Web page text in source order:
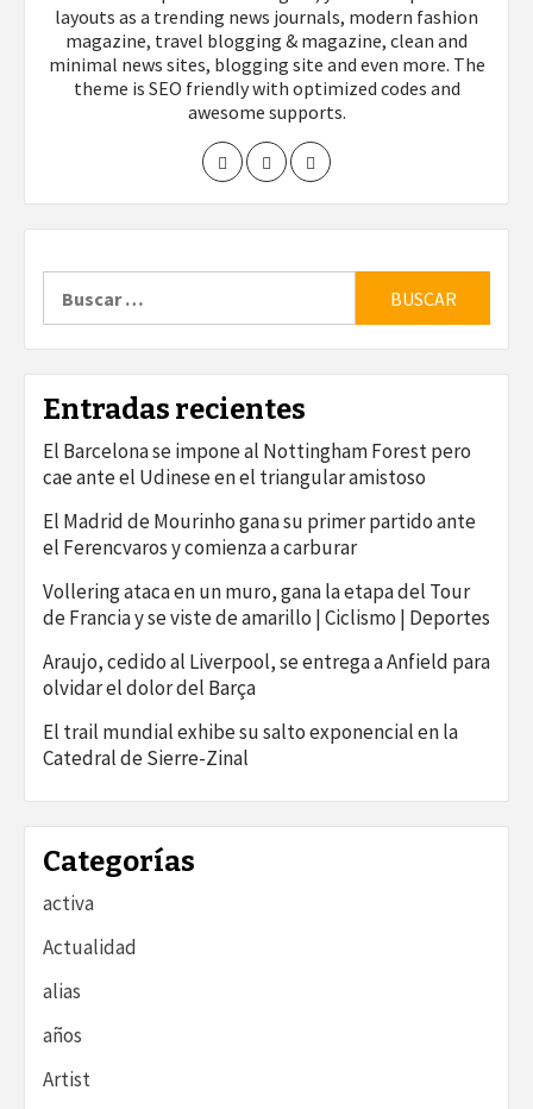
layouts as a trending news journals, modern fashion
magazine, travel blogging & magazine, clean and
minimal news sites, blogging site and even more. The
theme is SEO friendly with optimized codes and
awesome supports.
Entradas recientes
El Barcelona se impone al Nottingham Forest pero
cae ante el Udinese en el triangular amistoso
El Madrid de Mourinho gana su primer partido ante
el Ferencvaros y comienza a carburar
Vollering ataca en un muro, gana la etapa del Tour
de Francia y se viste de amarillo | Ciclismo | Deportes
Araujo, cedido al Liverpool, se entrega a Anfield para
olvidar el dolor del Barça
El trail mundial exhibe su salto exponencial en la
Catedral de Sierre-Zinal
Categorías
activa
Actualidad
alias
años
Artist